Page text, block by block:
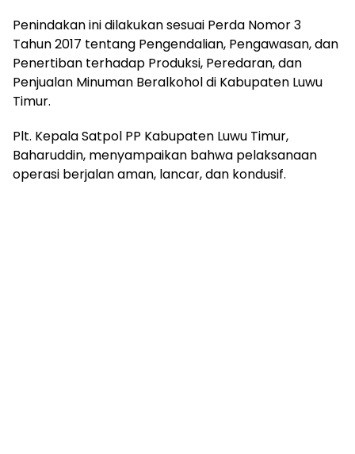
Penindakan ini dilakukan sesuai Perda Nomor 3
Tahun 2017 tentang Pengendalian, Pengawasan, dan
Penertiban terhadap Produksi, Peredaran, dan
Penjualan Minuman Beralkohol di Kabupaten Luwu
Timur.
Plt. Kepala Satpol PP Kabupaten Luwu Timur,
Baharuddin, menyampaikan bahwa pelaksanaan
operasi berjalan aman, lancar, dan kondusif.